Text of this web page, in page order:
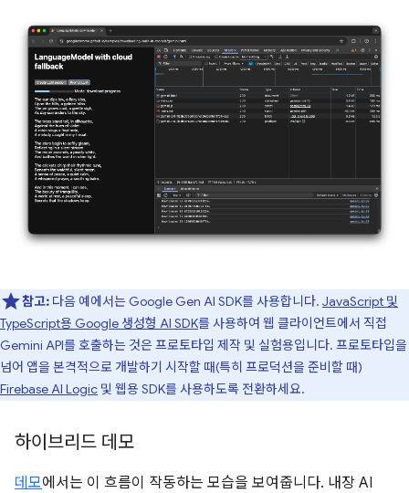
참고: 다음 예에서는 Google Gen AI SDK를 사용합니다. JavaScript 및
TypeScript용 Google 생성형 AI SDK를 사용하여 웹 클라이언트에서 직접
Gemini API를 호출하는 것은 프로토타입 제작 및 실험용입니다. 프로토타입을
넘어 앱을 본격적으로 개발하기 시작할 때(특히 프로덕션을 준비할 때)
Firebase AI Logic 및 웹용 SDK를 사용하도록 전환하세요.
하이브리드 데모
데모에서는 이 흐름이 작동하는 모습을 보여줍니다. 내장 AI